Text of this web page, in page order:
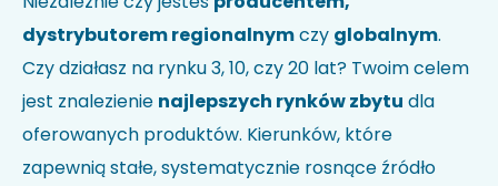
wyszukiwarce kodów.
Uwagi
dystrybutorem regionalnymczy globalnym.
Czy działasz na rynku 3, 10, czy 20 lat? Twoim celem
jest znalezienie najlepszych rynków zbytu dla
oferowanych produktów. Kierunków, które
zapewnią stałe, systematycznie rosnące źródło